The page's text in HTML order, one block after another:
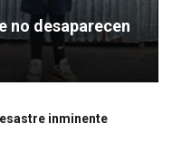
no desaparecen
inminente